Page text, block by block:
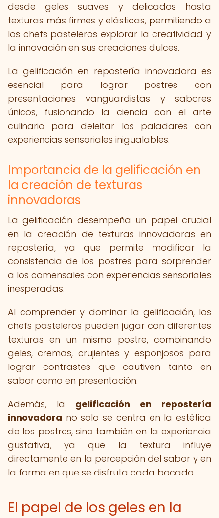
desde geles suaves y delicados hasta
texturas más firmes y elásticas, permitiendo a
los chefs pasteleros explorar la creatividad y
la innovación en sus creaciones dulces.
La gelificación en repostería innovadora es
esencial para lograr postres con
presentaciones vanguardistas y sabores
únicos, fusionando la ciencia con el arte
culinario para deleitar los paladares con
experiencias sensoriales inigualables.
Importancia de la gelificación en
la creación de texturas
innovadoras
La gelificación desempeña un papel crucial
en la creación de texturas innovadoras en
repostería, ya que permite modificar la
consistencia de los postres para sorprender
a los comensales con experiencias sensoriales
inesperadas.
Al comprender y dominar la gelificación, los
chefs pasteleros pueden jugar con diferentes
texturas en un mismo postre, combinando
geles, cremas, crujientes y esponjosos para
lograr contrastes que cautiven tanto en
sabor como en presentación.
Además, la gelificación en repostería
innovadora no solo se centra en la estética
de los postres, sino también en la experiencia
gustativa, ya que la textura influye
directamente en la percepción del sabor y en
la forma en que se disfruta cada bocado.
El papel de los geles en la